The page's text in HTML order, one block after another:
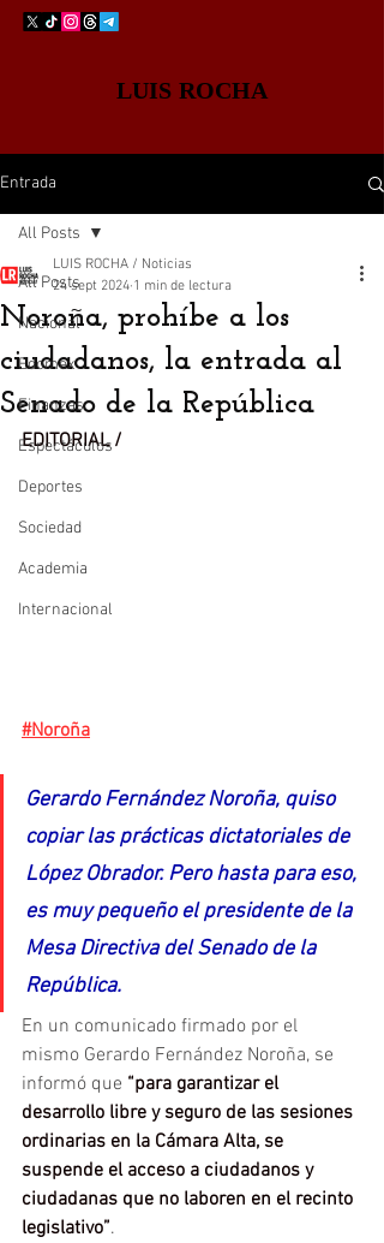
LUIS ROCHA
Entrada
All Posts
Nacional
Edomex
Finanzas
Espectáculos
Deportes
Sociedad
Academia
Internacional
All Posts
Noroña, prohíbe a los
ciudadanos, la entrada al
Senado de la República
LUIS ROCHA / Noticias
24 sept 2024 1 min de lectura
EDITORIAL /
#Noroña
Gerardo Fernández Noroña, quiso
copiar las prácticas dictatoriales de
López Obrador. Pero hasta para eso,
es muy pequeño el presidente de la
Mesa Directiva del Senado de la
República.
En un comunicado firmado por el
mismo Gerardo Fernández Noroña, se
informó que “para garantizar el
desarrollo libre y seguro de las sesiones
ordinarias en la Cámara Alta, se
suspende el acceso a ciudadanos y
ciudadanas que no laboren en el recinto
legislativo”.